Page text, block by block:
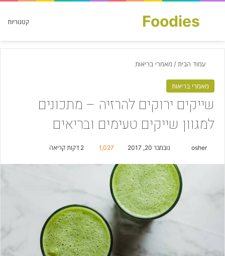
קטגוריות Foodies
חפש עבור
עמוד הבית / מאמרי בריאות
מאמרי בריאות
שייקים ירוקים להרזיה – מתכונים
למגוון שייקים טעימים ובריאים
osher
n
d
a
נובמבר 20, 2017 1,027